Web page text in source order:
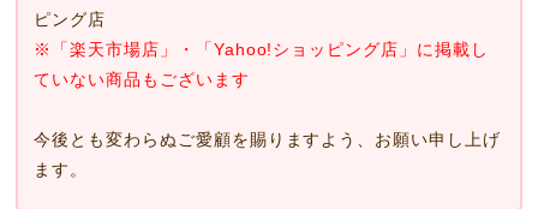
ピング店
※「楽天市場店」・「Yahoo!ショッピング店」に掲載し
ていない商品もございます
今後とも変わらぬご愛顧を賜りますよう、お願い申し上げ
ます。